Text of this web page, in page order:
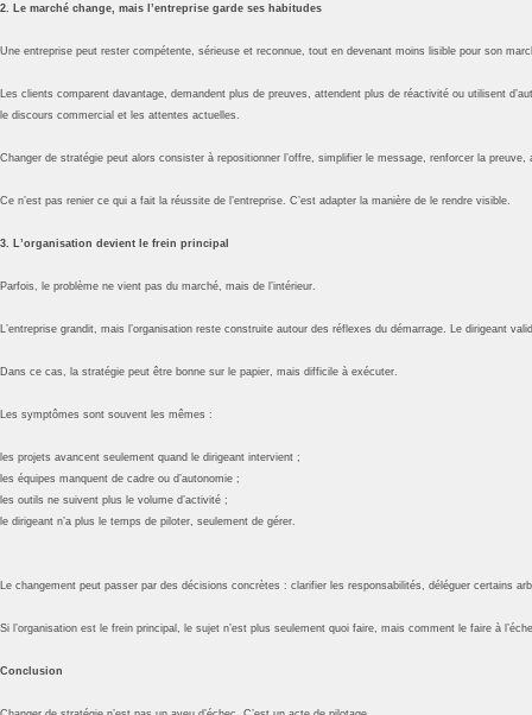
2. Le marché change, mais l’entreprise garde ses habitudes
Une entreprise peut rester compétente, sérieuse et reconnue, tout en devenant moins lisible pour son
Les clients comparent davantage, demandent plus de preuves, attendent plus de réactivité ou utilisent
le discours commercial et les attentes actuelles.
Changer de stratégie peut alors consister à repositionner l’offre, simplifier le message, renforcer la
Ce n’est pas renier ce qui a fait la réussite de l’entreprise. C’est adapter la manière de le rendre visible.
3. L’organisation devient le frein principal
Parfois, le problème ne vient pas du marché, mais de l’intérieur.
L’entreprise grandit, mais l’organisation reste construite autour des réflexes du démarrage. Le dirigeant
Dans ce cas, la stratégie peut être bonne sur le papier, mais difficile à exécuter.
Les symptômes sont souvent les mêmes :
les projets avancent seulement quand le dirigeant intervient ;
les équipes manquent de cadre ou d’autonomie ;
les outils ne suivent plus le volume d’activité ;
le dirigeant n’a plus le temps de piloter, seulement de gérer.
Le changement peut passer par des décisions concrètes : clarifier les responsabilités, déléguer certains
Si l’organisation est le frein principal, le sujet n’est plus seulement quoi faire, mais comment le faire à
Conclusion